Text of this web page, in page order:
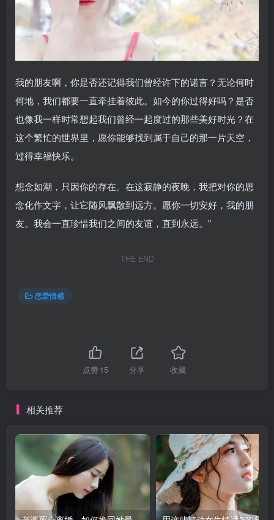
我的朋友啊，你是否还记得我们曾经许下的诺言？无论何时
何地，我们都要一直牵挂着彼此。如今的你过得好吗？是否
也像我一样时常想起我们曾经一起度过的那些美好时光？在
这个繁忙的世界里，愿你能够找到属于自己的那一片天空，
过得幸福快乐。
想念如潮，只因你的存在。在这寂静的夜晚，我把对你的思
念化作文字，让它随风飘散到远方。愿你一切安好，我的朋
友。我会一直珍惜我们之间的友谊，直到永远。”
THE END
恋爱情感
点赞15 分享 收藏
相关推荐